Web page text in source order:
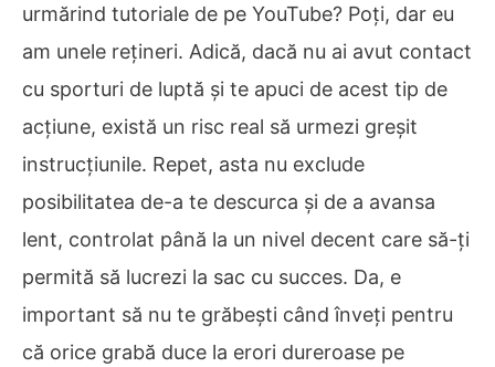
urmărind tutoriale de pe YouTube? Poți, dar eu
am unele rețineri. Adică, dacă nu ai avut contact
cu sporturi de luptă și te apuci de acest tip de
acțiune, există un risc real să urmezi greșit
instrucțiunile. Repet, asta nu exclude
posibilitatea de-a te descurca și de a avansa
lent, controlat până la un nivel decent care să-ți
permită să lucrezi la sac cu succes. Da, e
important să nu te grăbești când înveți pentru
că orice grabă duce la erori dureroase pe